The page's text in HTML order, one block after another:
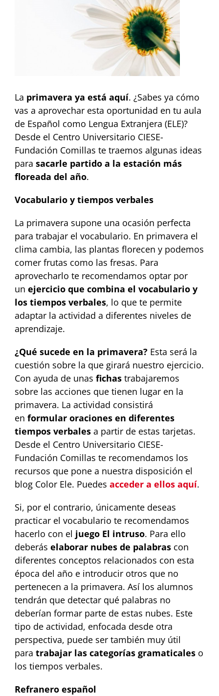
La primavera ya está aquí. ¿Sabes ya cómo
vas a aprovechar esta oportunidad en tu aula
de Español como Lengua Extranjera (ELE)?
Desde el Centro Universitario CIESE-
Fundación Comillas te traemos algunas ideas
para sacarle partido a la estación más
floreada del año.
Vocabulario y tiempos verbales
La primavera supone una ocasión perfecta
para trabajar el vocabulario. En primavera el
clima cambia, las plantas florecen y podemos
comer frutas como las fresas. Para
aprovecharlo te recomendamos optar por
un ejercicio que combina el vocabulario y
los tiempos verbales, lo que te permite
adaptar la actividad a diferentes niveles de
aprendizaje.
¿Qué sucede en la primavera? Esta será la
cuestión sobre la que girará nuestro ejercicio.
Con ayuda de unas fichas trabajaremos
sobre las acciones que tienen lugar en la
primavera. La actividad consistirá
en formular oraciones en diferentes
tiempos verbales a partir de estas tarjetas.
Desde el Centro Universitario CIESE-
Fundación Comillas te recomendamos los
recursos que pone a nuestra disposición el
blog Color Ele. Puedes acceder a ellos aquí.
Si, por el contrario, únicamente deseas
practicar el vocabulario te recomendamos
hacerlo con el juego El intruso. Para ello
deberás elaborar nubes de palabras con
diferentes conceptos relacionados con esta
época del año e introducir otros que no
pertenecen a la primavera. Así los alumnos
tendrán que detectar qué palabras no
deberían formar parte de estas nubes. Este
tipo de actividad, enfocada desde otra
perspectiva, puede ser también muy útil
para trabajar las categorías gramaticales o
los tiempos verbales.
Refranero español